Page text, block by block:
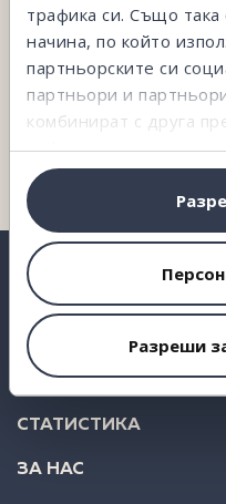
трафика си. Също
начина, по който
партньорските си
партньори и
комбинират с друга
информация или с
ползването от Ваша
Разреши
НЕ ОТКРИВАШ
На твое
ВЗЕМИ КРЕДИТ
ИНВЕСТИРАЙ
СТАТИСТИКА
ЗА НАС